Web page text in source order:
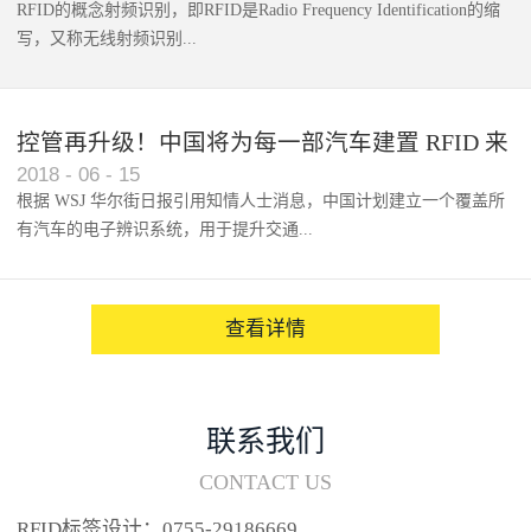
RFID的概念射频识别，即RFID是Radio Frequency Identification的缩
写，又称无线射频识别...
控管再升级！中国将为每一部汽车建置 RFID 来
架构辨识系统
2018 - 06 - 15
根据 WSJ 华尔街日报引用知情人士消息，中国计划建立一个覆盖所
有汽车的电子辨识系统，用于提升交通...
查看详情
联系我们
CONTACT US